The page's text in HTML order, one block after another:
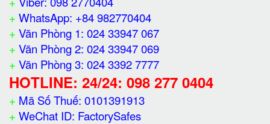
+ WhatsApp: +84 982770404
+ Văn Phòng 1: 024 33947 067
+ Văn Phòng 2: 024 33947 069
+ Văn Phòng 3: 024 3392 7777
HOTLINE: 24/24: 098 277 0404
+ Mã Số Thuế: 0101391913
+ WeChat ID: FactorySafes